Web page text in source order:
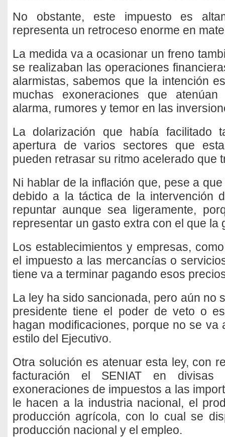
No obstante, este impuesto es
representa un retroceso enorme en
La medida va a ocasionar un freno
se realizaban las operaciones
alarmistas, sabemos que la intención
muchas exoneraciones que
alarma, rumores y temor en las
La dolarización que había facilitado
apertura de varios sectores que
pueden retrasar su ritmo acelerado que
Ni hablar de la inflación que, pese a
debido a la táctica de la intervención
repuntar aunque sea ligeramente,
representar un gasto extra con el que la
Los establecimientos y empresas,
el impuesto a las mercancías o
tiene va a terminar pagando esos
La ley ha sido sancionada, pero aún no
presidente tiene el poder de veto o
hagan modificaciones, porque no se va
estilo del Ejecutivo.
Otra solución es atenuar esta ley, con
facturación el SENIAT en
exoneraciones de impuestos a las
le hacen a la industria nacional, el
producción agrícola, con lo cual se
producción nacional y el empleo.